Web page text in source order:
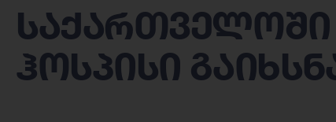
საქართველოში
ჰოსპისი